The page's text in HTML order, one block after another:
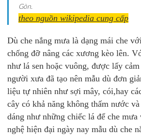
Gòn.
theo nguồn wikipedia cung cấp
Dù che nắng mưa là dạng mái che
chống đỡ nâng các xương kèo lên.
như lá sen hoặc vuông, được lấy
người xưa đã tạo nên mẫu dù đơn
liệu tự nhiên như sợi mây, cói,hay
cây có khả năng không thấm nước
dáng như những chiếc lá để che
nghệ hiện đại ngày nay mẫu dù che